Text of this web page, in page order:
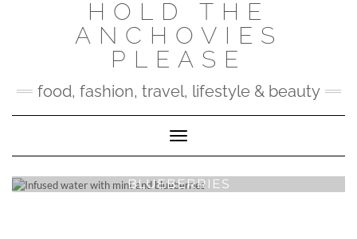
HOLD THE
ANCHOVIES
PLEASE
food, fashion, travel, lifestyle & beauty
Toggle Navigation
BLUEBERRIES